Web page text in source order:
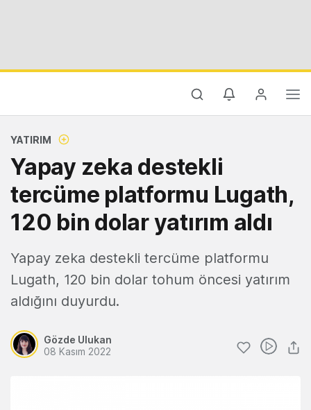
YATIRIM
Yapay zeka destekli
tercüme platformu Lugath,
120 bin dolar yatırım aldı
Yapay zeka destekli tercüme platformu
Lugath, 120 bin dolar tohum öncesi yatırım
aldığını duyurdu.
Gözde Ulukan
08 Kasım 2022